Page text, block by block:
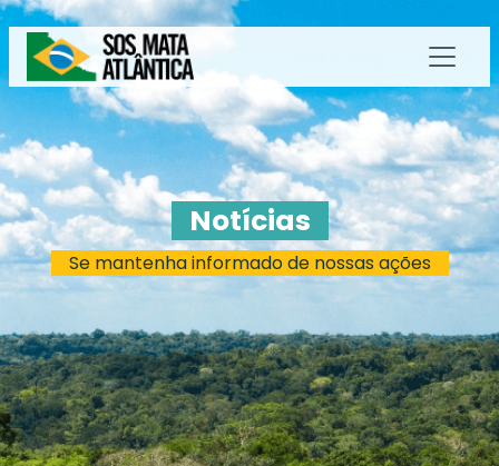
Notícias
Se mantenha informado de nossas ações